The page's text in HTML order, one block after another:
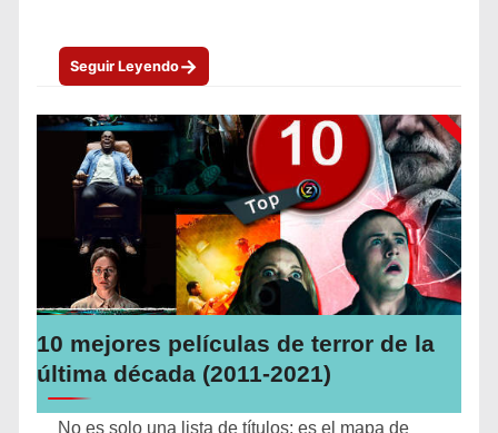
Seguir Leyendo→
10 mejores películas de terror de la
última década (2011-2021)
No es solo una lista de títulos; es el mapa de